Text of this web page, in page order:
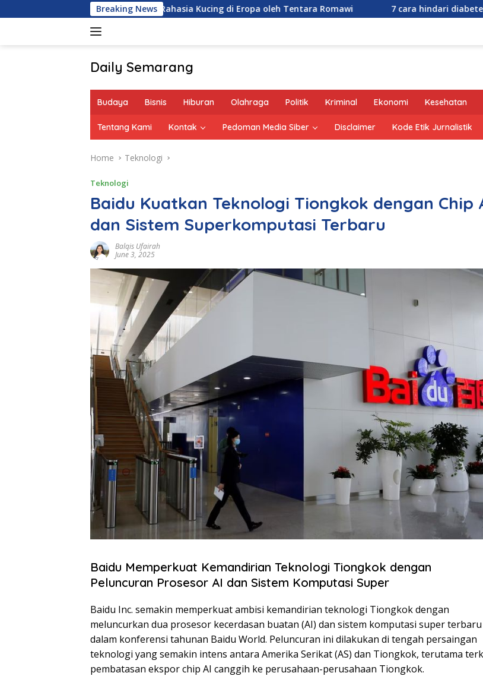
to
Breaking News
Jejak Gen Buka Rahasia Kucing di Eropa oleh Tentara Romawi 7 cara hindari diabetes dan dispel
Daily Semarang
Hari
Informasi
Anda"
Budaya Bisnis Hiburan Olahraga Politik Kriminal Ekonomi Kesehatan
Tentang Kami Kontak Pedoman Media Siber Disclaimer Kode Etik Jurnalistik
Home Teknologi
Teknologi
Baidu Kuatkan Teknologi Tiongkok dengan Chip
dan Sistem Superkomputasi Terbaru
Balqis Ufairah
June 3, 2025
Baidu Memperkuat Kemandirian Teknologi Tiongkok dengan
Peluncuran Prosesor AI dan Sistem Komputasi Super
Baidu Inc. semakin memperkuat ambisi kemandirian teknologi Tiongkok dengan
meluncurkan dua prosesor kecerdasan buatan (AI) dan sistem komputasi super terbaru
dalam konferensi tahunan Baidu World. Peluncuran ini dilakukan di tengah persaingan
teknologi yang semakin intens antara Amerika Serikat (AS) dan Tiongkok, terutama
pembatasan ekspor chip AI canggih ke perusahaan-perusahaan Tiongkok.